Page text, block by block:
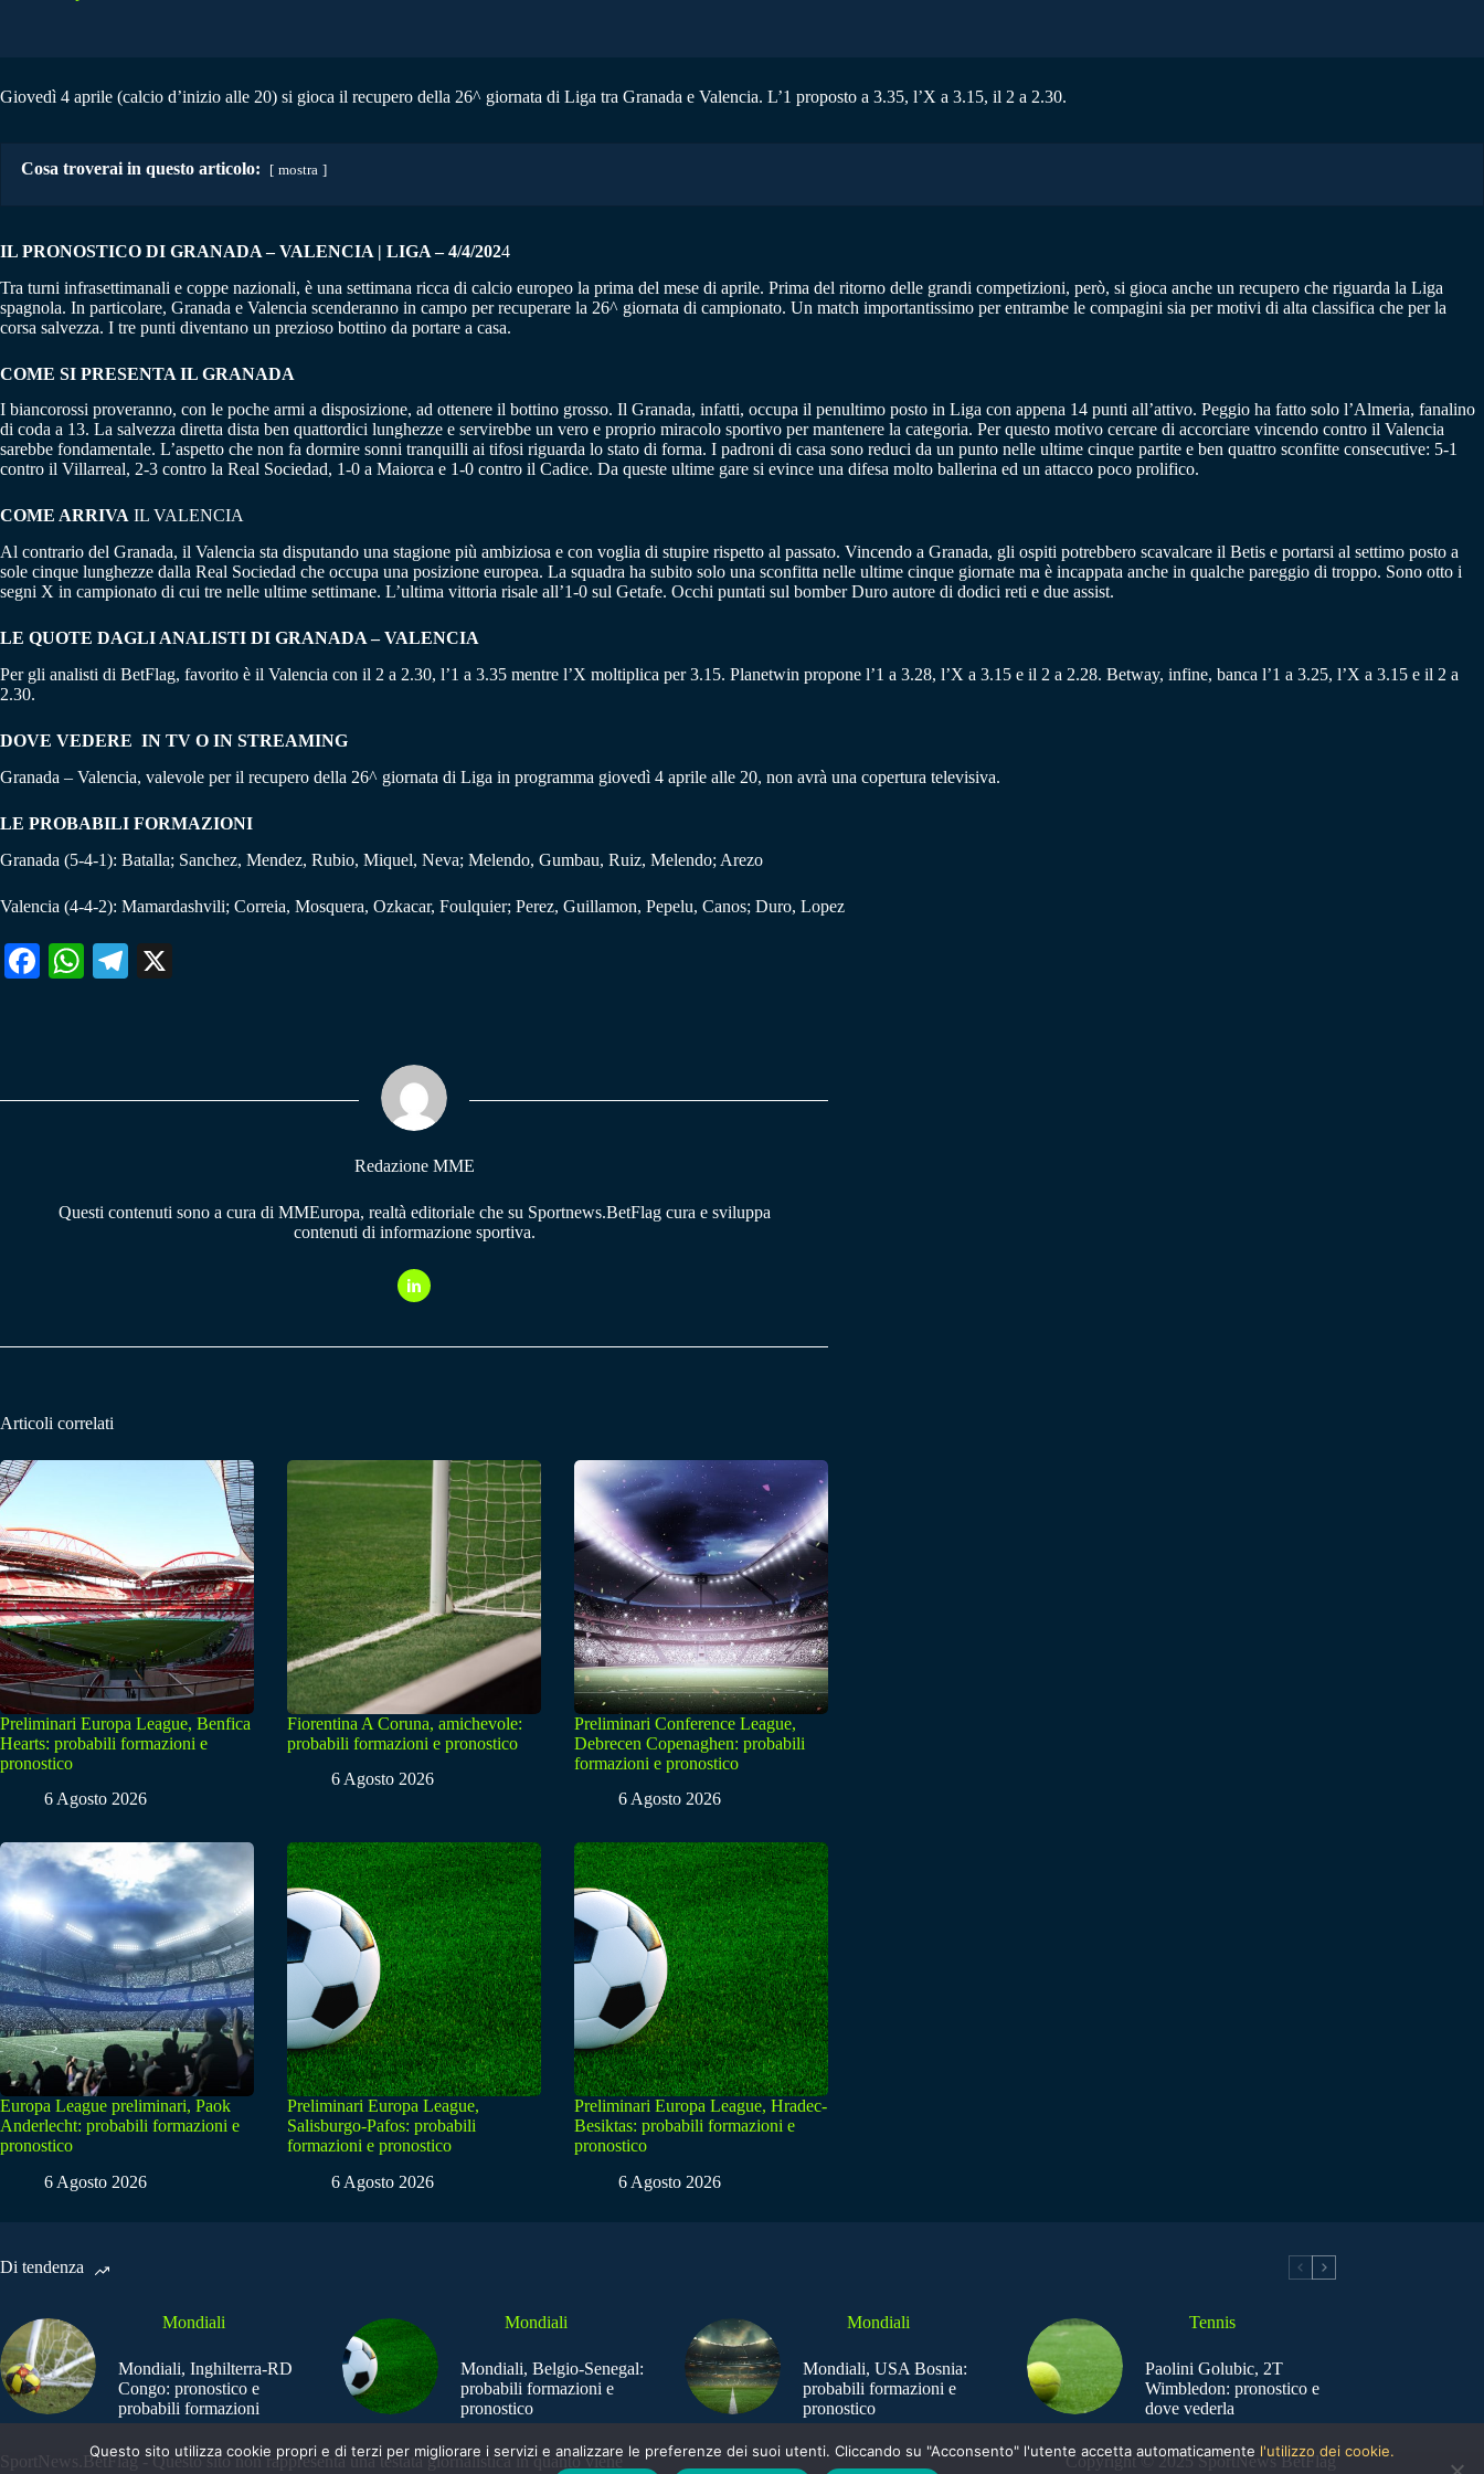
Giovedì 4 aprile (calcio d’inizio alle 20) si gioca il recupero della 26^ giornata di Liga tra Granada e Valencia. L’1 proposto a 3.35, l’X a 3.15, il 2 a 2.30.
Cosa troverai in questo articolo: mostra
IL PRONOSTICO DI GRANADA – VALENCIA | LIGA – 4/4/2024
Tra turni infrasettimanali e coppe nazionali, è una settimana ricca di calcio europeo la prima del mese di aprile. Prima del ritorno delle grandi competizioni, però, si gioca anche un recupero che riguarda la Liga
spagnola. In particolare, Granada e Valencia scenderanno in campo per recuperare la 26^ giornata di campionato. Un match importantissimo per entrambe le compagini sia per motivi di alta classifica che per la
corsa salvezza. I tre punti diventano un prezioso bottino da portare a casa.
COME SI PRESENTA IL GRANADA
I biancorossi proveranno, con le poche armi a disposizione, ad ottenere il bottino grosso. Il Granada, infatti, occupa il penultimo posto in Liga con appena 14 punti all’attivo. Peggio ha fatto solo l’Almeria, fanalino
di coda a 13. La salvezza diretta dista ben quattordici lunghezze e servirebbe un vero e proprio miracolo sportivo per mantenere la categoria. Per questo motivo cercare di accorciare vincendo contro il Valencia
sarebbe fondamentale. L’aspetto che non fa dormire sonni tranquilli ai tifosi riguarda lo stato di forma. I padroni di casa sono reduci da un punto nelle ultime cinque partite e ben quattro sconfitte consecutive: 5-1
contro il Villarreal, 2-3 contro la Real Sociedad, 1-0 a Maiorca e 1-0 contro il Cadice. Da queste ultime gare si evince una difesa molto ballerina ed un attacco poco prolifico.
COME ARRIVA IL VALENCIA
Al contrario del Granada, il Valencia sta disputando una stagione più ambiziosa e con voglia di stupire rispetto al passato. Vincendo a Granada, gli ospiti potrebbero scavalcare il Betis e portarsi al settimo posto a
sole cinque lunghezze dalla Real Sociedad che occupa una posizione europea. La squadra ha subito solo una sconfitta nelle ultime cinque giornate ma è incappata anche in qualche pareggio di troppo. Sono otto i
segni X in campionato di cui tre nelle ultime settimane. L’ultima vittoria risale all’1-0 sul Getafe. Occhi puntati sul bomber Duro autore di dodici reti e due assist.
LE QUOTE DAGLI ANALISTI DI GRANADA – VALENCIA
Per gli analisti di BetFlag, favorito è il Valencia con il 2 a 2.30, l’1 a 3.35 mentre l’X moltiplica per 3.15. Planetwin propone l’1 a 3.28, l’X a 3.15 e il 2 a 2.28. Betway, infine, banca l’1 a 3.25, l’X a 3.15 e il 2 a
2.30.
DOVE VEDERE IN TV O IN STREAMING
Granada – Valencia, valevole per il recupero della 26^ giornata di Liga in programma giovedì 4 aprile alle 20, non avrà una copertura televisiva.
LE PROBABILI FORMAZIONI
Granada (5-4-1): Batalla; Sanchez, Mendez, Rubio, Miquel, Neva; Melendo, Gumbau, Ruiz, Melendo; Arezo
Valencia (4-4-2): Mamardashvili; Correia, Mosquera, Ozkacar, Foulquier; Perez, Guillamon, Pepelu, Canos; Duro, Lopez
Fa W
pp
Te
m
Redazione MME
Questi contenuti sono a cura di MMEuropa, realtà editoriale che su Sportnews.BetFlag cura e sviluppa
contenuti di informazione sportiva.
Articoli correlati
Preliminari Europa League, Benfica
Hearts: probabili formazioni e
pronostico
6 Agosto 2026
Fiorentina A Coruna, amichevole:
probabili formazioni e pronostico
6 Agosto 2026
Preliminari Conference League,
Debrecen Copenaghen: probabili
formazioni e pronostico
6 Agosto 2026
Europa League preliminari, Paok
Anderlecht: probabili formazioni e
pronostico
6 Agosto 2026
Preliminari Europa League,
Salisburgo-Pafos: probabili
formazioni e pronostico
6 Agosto 2026
Preliminari Europa League, Hradec-
Besiktas: probabili formazioni e
pronostico
6 Agosto 2026
Di tendenza
Mondiali
Mondiali, Inghilterra-RD
Congo: pronostico e
probabili formazioni
Mondiali
Mondiali, Belgio-Senegal:
probabili formazioni e
pronostico
Mondiali
Mondiali, USA Bosnia:
probabili formazioni e
pronostico
Tennis
Paolini Golubic, 2T
Wimbledon: pronostico e
dove vederla
SportNews.BetFlag - Questo sito non rappresenta una testata giornalistica in quanto viene
Copyright © 2025 SportNews BetFlag
Questo sito utilizza cookie propri e di terzi per migliorare i servizi e analizzare le preferenze dei suoi utenti. Cliccando su "Acconsento" l'utente accetta automaticamente l'utilizzo dei cookie.